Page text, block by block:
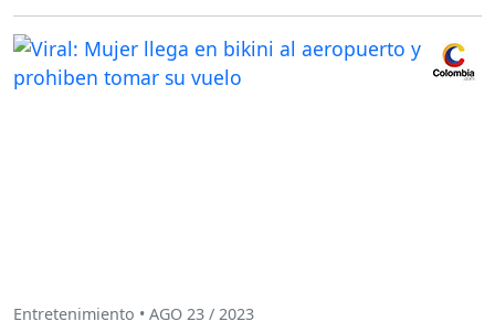
Entretenimiento • AGO 23 / 2023